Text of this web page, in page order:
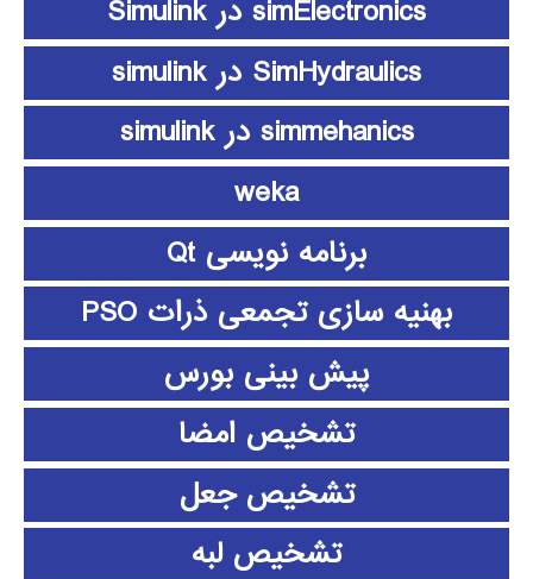
simElectronics در Simulink
SimHydraulics در simulink
simmehanics در simulink
weka
برنامه نویسی Qt
بهنیه سازی تجمعی ذرات PSO
پیش بینی بورس
تشخیص امضا
تشخیص جعل
تشخیص لبه